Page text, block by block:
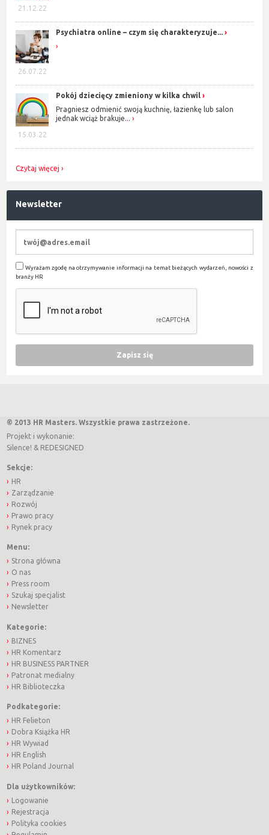
21.12.22
26.07.22
Psychiatra online – czym się charakteryzuje...
15.03.22
Pokój dziecięcy zmieniony w kilka chwil
Pragniesz odmienić swoją kuchnię, łazienkę lub salon
jednak wciąż brakuje...
Czytaj więcej
Newsletter
Wyrażam zgodę na otrzymywanie informacji na temat bieżących wydarzeń, nowości z
branży HR
© 2013 HR Masters. Wszystkie prawa zastrzeżone.
Projekt i wykonanie:
Silence! & REDESIGNED
Sekcje:
HR
Zarządzanie
Rozwój
Prawo pracy
Rynek pracy
Menu:
Strona główna
O nas
Press room
Szukaj specjalist
Newsletter
Kategorie:
BIZNES
HR Komentarz
HR BUSINESS PARTNER
Patronat medialny
HR Biblioteczka
Podkategorie:
HR Felieton
Dobra Książka HR
HR Wywiad
HR English
HR Poland Journal
Dla użytkowników:
Logowanie
Rejestracja
Polityka cookies